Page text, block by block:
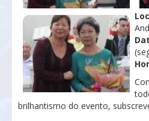
brilhantismo do evento,